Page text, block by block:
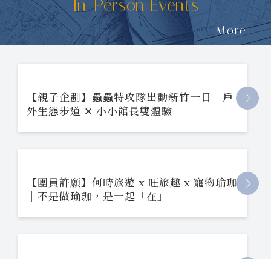
In-Person Events
More
【親子企劃】蟲蟲特攻隊出動新竹一日｜戶
外生態步道 ✕ 小小館長雙體驗
【團員許願】何時旅遊 x 旺旅趣 x 寵物瑜珈
｜不是做瑜珈，是一起「在」